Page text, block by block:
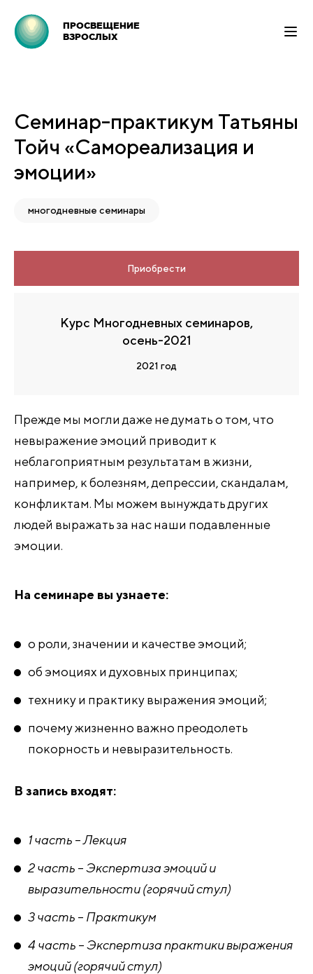
ПРОСВЕЩЕНИЕ
ВЗРОСЛЫХ
Семинар-практикум Татьяны
Тойч «Самореализация и
эмоции»
многодневные семинары
Приобрести
Курс Многодневных семинаров,
осень-2021
2021 год
Прежде мы могли даже не думать о том, что
невыражение эмоций приводит к
неблагоприятным результатам в жизни,
например, к болезням, депрессии, скандалам,
конфликтам. Мы можем вынуждать других
людей выражать за нас наши подавленные
эмоции.
На семинаре вы узнаете:
о роли, значении и качестве эмоций;
об эмоциях и духовных принципах;
технику и практику выражения эмоций;
почему жизненно важно преодолеть
покорность и невыразительность.
В запись входят:
1 часть –Лекция
2 часть –Экспертиза эмоций и
выразительности (горячий стул)
3 часть – Практикум
4 часть –Экспертиза практики выражения
эмоций (горячий стул)